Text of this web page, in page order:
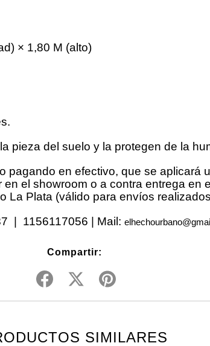
× 1,80 M (alto)
pieza del suelo y la protegen de la
pagando en efectivo, que se aplicará
el showroom o a contra entrega en
La Plata (válido para envíos
| 1156117056 | Mail:
Compartir:
SIMILARES